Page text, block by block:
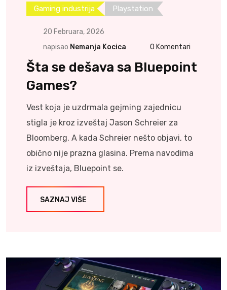
Gaming industrija Playstation
20 Februara, 2026
napisao Nemanja Kocica 0 Komentari
Šta se dešava sa Bluepoint
Games?
Vest koja je uzdrmala gejming zajednicu
stigla je kroz izveštaj Jason Schreier za
Bloomberg. A kada Schreier nešto objavi, to
obično nije prazna glasina. Prema navodima
iz izveštaja, Bluepoint se.
SAZNAJ VIŠE